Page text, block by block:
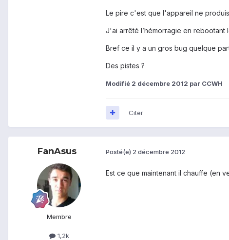
Le pire c'est que l'appareil ne
J'ai arrêté l’hémorragie en rebootant
Bref ce il y a un gros bug quelque
Des pistes ?
Modifié 2 décembre 2012 par CCWH
Citer
FanAsus
Membre
1,2k
Posté(e) 2 décembre 2012
Est ce que maintenant il chauffe (en